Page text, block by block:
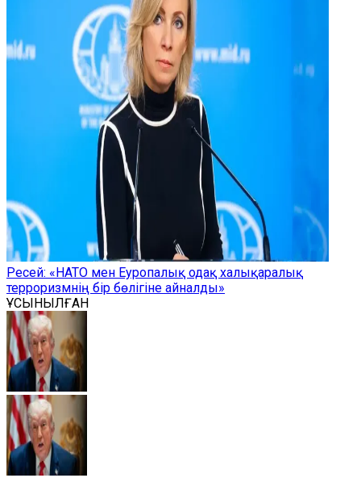
Ресей: «НАТО мен Еуропалық одақ халықаралық
терроризмнің бір бөлігіне айналды»
ҰСЫНЫЛҒАН